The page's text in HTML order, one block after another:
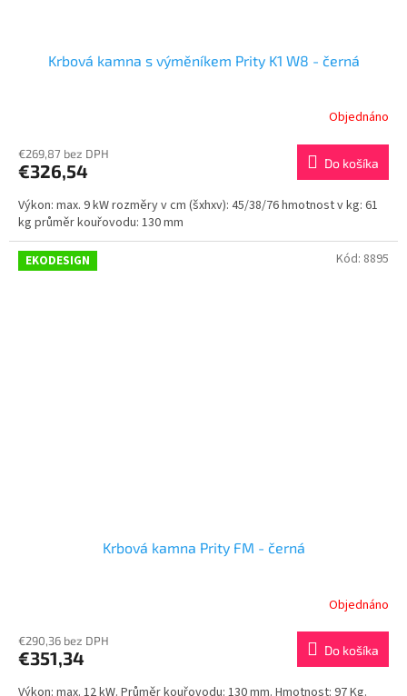
Krbová kamna s výměníkem Prity K1 W8 - černá
Objednáno
€269,87 bez DPH
€326,54 Do košíka
Výkon: max. 9 kW rozměry v cm (šxhxv): 45/38/76 hmotnost v kg: 61
kg průměr kouřovodu: 130 mm
EKODESIGN
Krbová kamna Prity FM - černá
Objednáno
€290,36 bez DPH
€351,34 Do košíka
Kód: 8895